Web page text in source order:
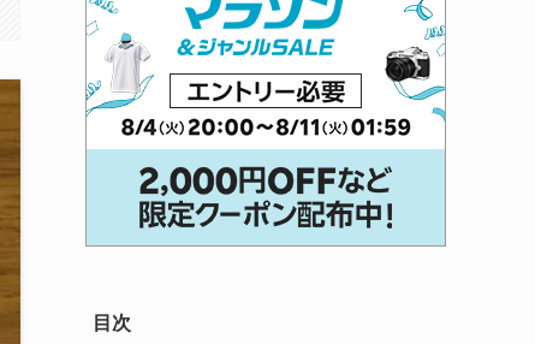
目次